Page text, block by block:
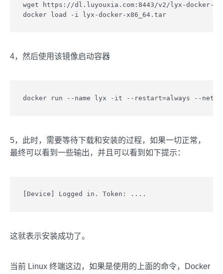
wget https://dl.luyouxia.com:8443/v2/lyx-docker-
docker load -i lyx-docker-x86_64.tar
4，然后使用该镜像启动容器
docker run --name lyx -it --restart=always --
5，此时，需要等待下载和安装的过程，如果一切正常，
最终可以看到一些输出，并且可以看到如下提示：
[Device] Logged in. Token: ....
这就表示安装成功了。
当前 Linux 终端这边，如果是使用的上面的命令，Docker